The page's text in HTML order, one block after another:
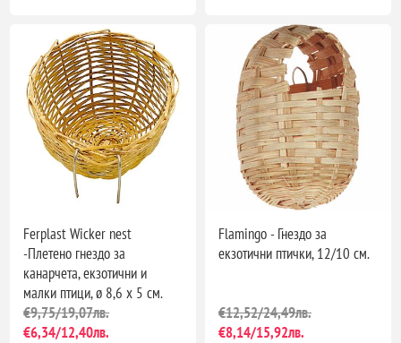
Ferplast Wicker nest
-Плетено гнездо за
канарчета, екзотични и
малки птици, ø 8,6 x 5 см.
€9,75/19,07лв.
€6,34/12,40лв.
Flamingo - Гнездо за
екзотични птички, 12/10 см.
€12,52/24,49лв.
€8,14/15,92лв.